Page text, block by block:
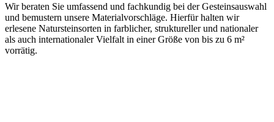
Wir beraten Sie umfassend und fachkundig bei der Gesteinsauswahl
und bemustern unsere Materialvorschläge. Hierfür halten wir
erlesene Natursteinsorten in farblicher, struktureller und nationaler
als auch internationaler Vielfalt in einer Größe von bis zu 6 m²
vorrätig.